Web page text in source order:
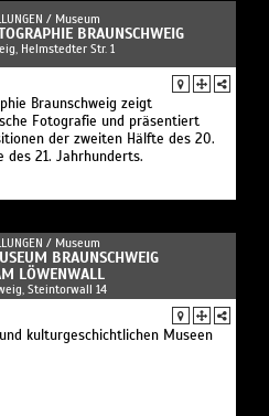
/ Museum
BRAUNSCHWEIG
Helmstedter Str. 1
Braunschweig zeigt
Fotografie und präsentiert
der zweiten Hälfte des 20.
21. Jahrhunderts.
/ Museum
BRAUNSCHWEIG
LÖWENWALL
Steintorwall 14
kulturgeschichtlichen Museen